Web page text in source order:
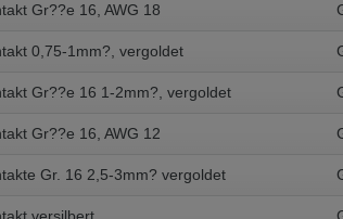
Gr??e 16, AWG 18
0,75-1mm?, vergoldet
Gr??e 16 1-2mm?, vergoldet
Gr??e 16, AWG 12
Gr. 16 2,5-3mm? vergoldet